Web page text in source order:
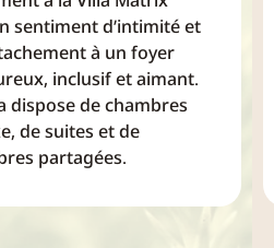
parde gagner a
chaque fois,
alors...
sentiment d’intimité et
à un foyer
inclusif et aimant.
dispose de chambres
de suites et de
partagées.